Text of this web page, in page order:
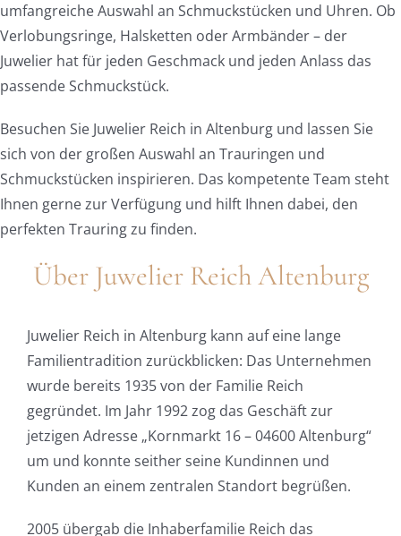
umfangreiche Auswahl an Schmuckstücken und Uhren. Ob
Verlobungsringe, Halsketten oder Armbänder – der
Juwelier hat für jeden Geschmack und jeden Anlass das
passende Schmuckstück.
Besuchen Sie Juwelier Reich in Altenburg und lassen Sie
sich von der großen Auswahl an Trauringen und
Schmuckstücken inspirieren. Das kompetente Team steht
Ihnen gerne zur Verfügung und hilft Ihnen dabei, den
perfekten Trauring zu finden.
Über Juwelier Reich Altenburg
Juwelier Reich in Altenburg kann auf eine lange
Familientradition zurückblicken: Das Unternehmen
wurde bereits 1935 von der Familie Reich
gegründet. Im Jahr 1992 zog das Geschäft zur
jetzigen Adresse „Kornmarkt 16 – 04600 Altenburg“
um und konnte seither seine Kundinnen und
Kunden an einem zentralen Standort begrüßen.
2005 übergab die Inhaberfamilie Reich das